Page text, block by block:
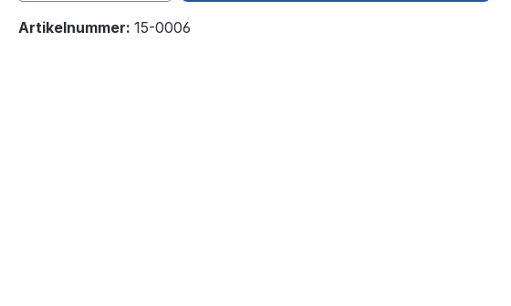
Artikelnummer: 15-0006